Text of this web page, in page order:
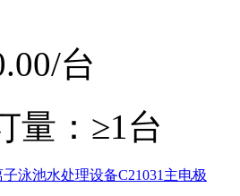
/台
量： ≥1台
泳池水处理设备C21031主电极